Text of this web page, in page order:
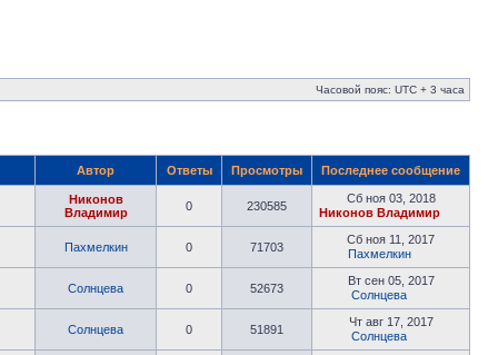
Часовой пояс: UTC + 3 часа
Автор Ответы Просмотры Последнее сообщение
Никонов
Владимир
0 230585
Сб ноя 03, 2018
Никонов Владимир
Пахмелкин 0 71703
Сб ноя 11, 2017
Пахмелкин
Солнцева 0 52673
Вт сен 05, 2017
Солнцева
Солнцева 0 51891
Чт авг 17, 2017
Солнцева